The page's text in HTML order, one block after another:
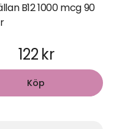
B12 1000 mcg 90
122 kr
Köp